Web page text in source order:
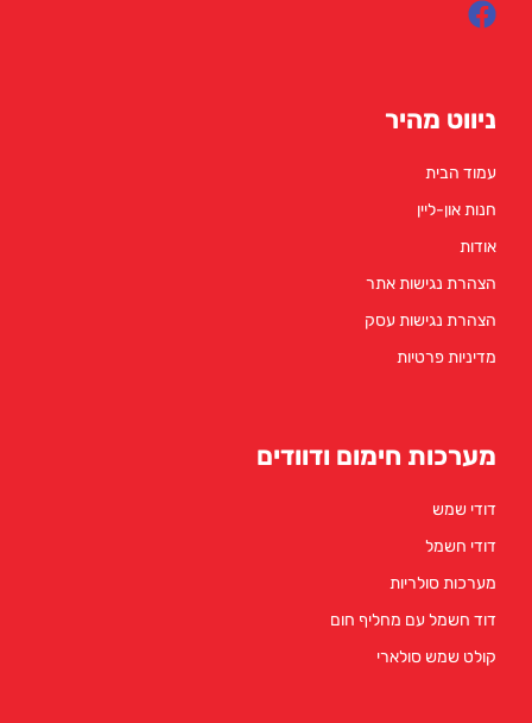
ניווט מהיר
עמוד הבית
חנות און-ליין
אודות
הצהרת נגישות אתר
הצהרת נגישות עסק
מדיניות פרטיות
מערכות חימום ודוודים
דודי שמש
דודי חשמל
מערכות סולריות
דוד חשמל עם מחליף חום
קולט שמש סולארי